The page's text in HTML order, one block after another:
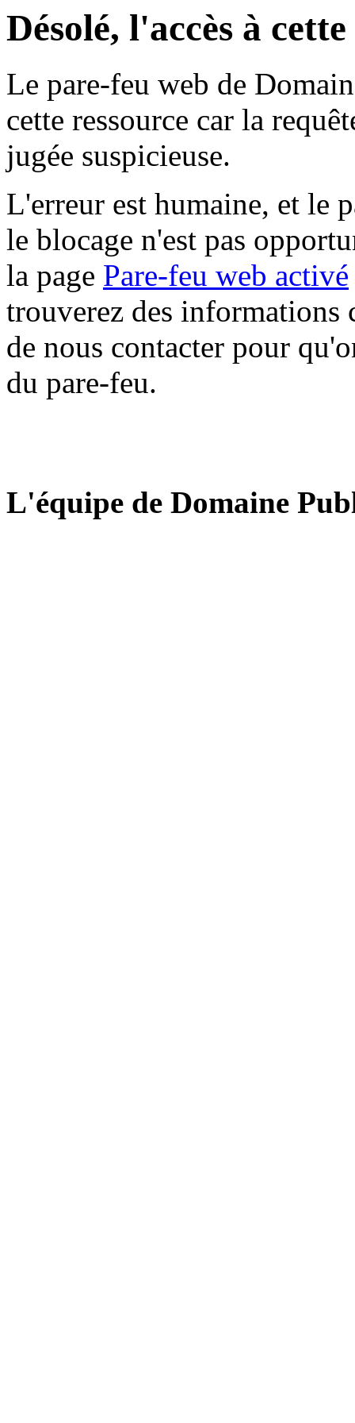
Désolé, l'accès à
Le pare-feu web de
cette ressource car la
jugée suspicieuse.
L'erreur est humaine, et le
le blocage n'est pas
la page Pare-feu web activé
trouverez des informations
de nous contacter pour
du pare-feu.
L'équipe de Domaine